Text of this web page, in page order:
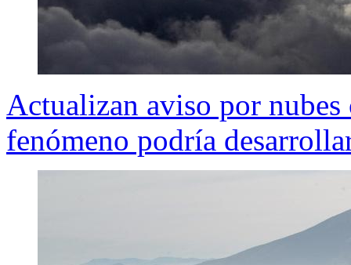
Actualizan aviso por nubes
fenómeno podría